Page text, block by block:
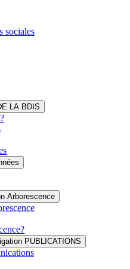
sociales
LA BDIS
Arborescence
PUBLICATIONS